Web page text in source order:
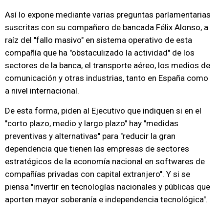
Así lo expone mediante varias preguntas parlamentarias
suscritas con su compañero de bancada Félix Alonso, a
raíz del "fallo masivo" en sistema operativo de esta
compañía que ha "obstaculizado la actividad" de los
sectores de la banca, el transporte aéreo, los medios de
comunicación y otras industrias, tanto en España como
a nivel internacional.
De esta forma, piden al Ejecutivo que indiquen si en el
"corto plazo, medio y largo plazo" hay "medidas
preventivas y alternativas" para "reducir la gran
dependencia que tienen las empresas de sectores
estratégicos de la economía nacional en softwares de
compañías privadas con capital extranjero". Y si se
piensa "invertir en tecnologías nacionales y públicas que
aporten mayor soberanía e independencia tecnológica".